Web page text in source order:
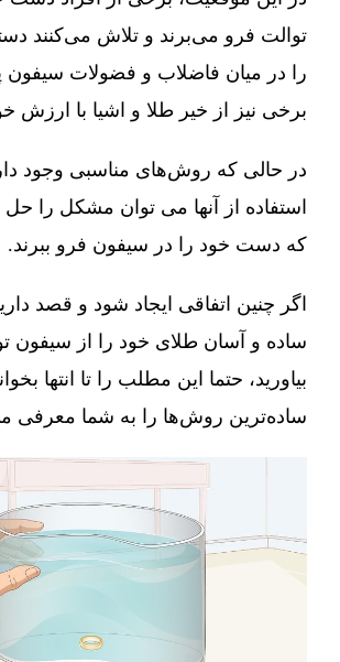
توالت فرو می‌برند و تلاش می‌کنند
را در میان فاضلاب و فضولات سیفون
برخی نیز از خیر طلا و اشیا با ارزش
در حالی که روش‌های مناسبی وجود
استفاده از آنها می توان مشکل را حل
که دست خود را در سیفون فرو ببرند.
اگر چنین اتفاقی ایجاد شود و قصد
ساده و آسان طلای خود را از سیفون
بیاورید، حتما این مطلب را تا انتها
ساده‌ترین روش‌ها را به شما معرفی